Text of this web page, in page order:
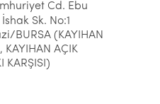
Cd. Ebu
Sk. No:1
BURSA (KAYIHAN
KAYIHAN AÇIK
KARŞISI)